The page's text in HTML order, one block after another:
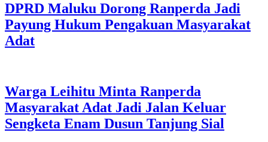
DPRD Maluku Dorong Ranperda Jadi
Payung Hukum Pengakuan Masyarakat
Adat
Warga Leihitu Minta Ranperda
Masyarakat Adat Jadi Jalan Keluar
Sengketa Enam Dusun Tanjung Sial